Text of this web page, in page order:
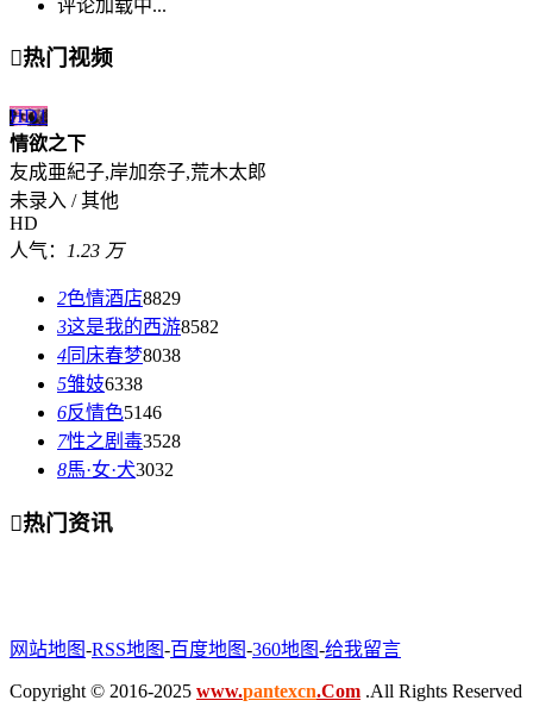
评论加载中...
热门视频
HD1
情欲之下
友成亜紀子,岸加奈子,荒木太郎
未录入 / 其他
HD
人气：
1.23 万
2色情酒店8829
3这是我的西游8582
4同床春梦8038
5雏妓6338
6反情色5146
7性之剧毒3528
8馬·女·犬3032
热门资讯
网站地图-RSS地图-百度地图-360地图-给我留言
Copyright © 2016-2025 www.pantexcn.Com .All Rights Reserved